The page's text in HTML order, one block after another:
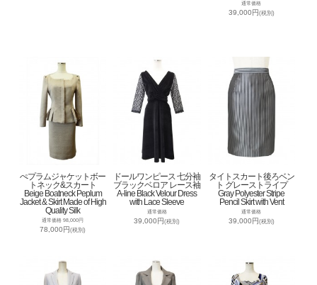
通常価格
39,000円 (税別)
ぺプラムジャケットボー
トネック&スカート
Beige Boatneck Peplum
Jacket & Skirt Made of High
Quality Silk
通常価格 98,000円
78,000円(税別)
ドールワンピース 七分袖
ブラックベロア レース袖
A-line Black Velour Dress
with Lace Sleeve
通常価格
39,000円(税別)
タイトスカート後ろベン
ト グレーストライプ
Gray Polyester Stripe
Pencil Skirt with Vent
通常価格
39,000円 (税別)